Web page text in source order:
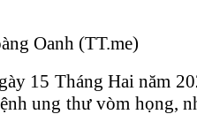
Oanh (TT.me)
15 Tháng Hai năm
ung thư vòm họng,